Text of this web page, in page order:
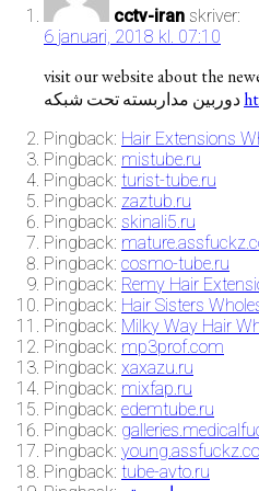
cctv-iran skriver:
6 januari, 2018 kl. 07:10
visit our website about the
Pingback: Hair Extensions
Pingback: mistube.ru
Pingback: turist-tube.ru
Pingback: zaztub.ru
Pingback: skinali5.ru
Pingback:
Pingback: cosmo-tube.ru
Pingback: Remy Hair
Pingback: Hair Sisters
Pingback: Milky Way Hair
Pingback: mp3prof.com
Pingback: xaxazu.ru
Pingback: mixfap.ru
Pingback: edemtube.ru
Pingback:
Pingback:
Pingback: tube-avto.ru